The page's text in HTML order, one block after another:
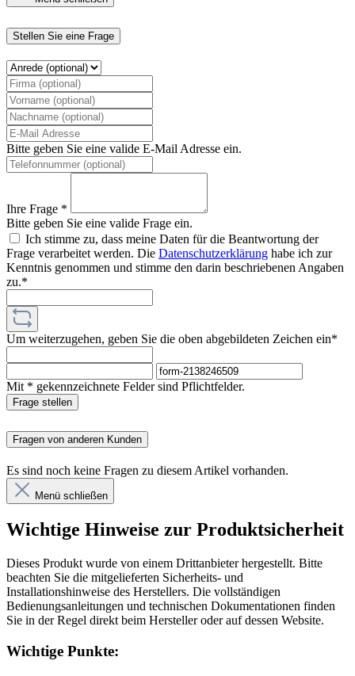
Stellen Sie eine Frage
Bitte geben Sie eine valide E-Mail Adresse ein.
Ihre Frage *
Bitte geben Sie eine valide Frage ein.
Ich stimme zu, dass meine Daten für die Beantwortung der
Frage verarbeitet werden. Die Datenschutzerklärung habe ich zur
Kenntnis genommen und stimme den darin beschriebenen Angaben
zu.*
Um weiterzugehen, geben Sie die oben abgebildeten Zeichen ein*
Mit * gekennzeichnete Felder sind Pflichtfelder.
Frage stellen
Fragen von anderen Kunden
Es sind noch keine Fragen zu diesem Artikel vorhanden.
Menü schließen
Wichtige Hinweise zur Produktsicherheit
Dieses Produkt wurde von einem Drittanbieter hergestellt. Bitte
beachten Sie die mitgelieferten Sicherheits- und
Installationshinweise des Herstellers. Die vollständigen
Bedienungsanleitungen und technischen Dokumentationen finden
Sie in der Regel direkt beim Hersteller oder auf dessen Website.
Wichtige Punkte: